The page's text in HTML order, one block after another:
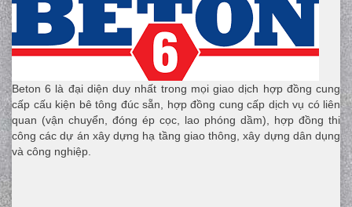
Beton 6 là đại diện duy nhất trong mọi giao dịch hợp đồng cung
cấp cấu kiện bê tông đúc sẵn, hợp đồng cung cấp dịch vụ có liên
quan (vận chuyển, đóng ép cọc, lao phóng dầm), hợp đồng thi
công các dự án xây dựng hạ tầng giao thông, xây dựng dân dụng
và công nghiệp.